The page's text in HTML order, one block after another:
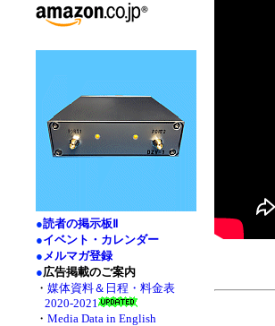
●読者の掲示板Ⅱ
●イベント・カレンダー
●メルマガ登録
●広告掲載のご案内
・ 媒体資料＆日程・料金表
2020-2021
・ Media Data in English